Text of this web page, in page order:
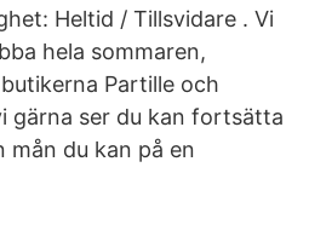
Heltid / Tillsvidare . Vi
hela sommaren,
Partille och
gärna ser du kan fortsätta
mån du kan på en